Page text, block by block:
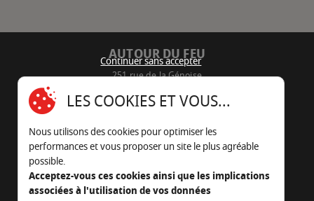
AUTOUR DU FEU
251 rue de la Génoise
05 45 22 98 09
Nous envoyer un e-mail
Continuer sans accepter
LES COOKIES ET VOUS...
Nous utilisons des cookies pour optimiser les
performances et vous proposer un site le plus agréable
possible.
Acceptez-vous ces cookies ainsi que les implications
associées à l'utilisation de vos données